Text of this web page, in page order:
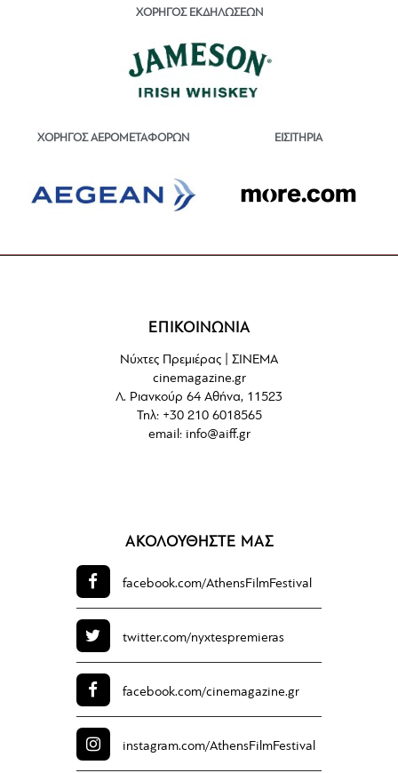
ΧΟΡΗΓΟΣ ΕΚΔΗΛΩΣΕΩΝ
ΧΟΡΗΓΟΣ ΑΕΡΟΜΕΤΑΦΟΡΩΝ ΕΙΣΙΤΗΡΙΑ
ΕΠΙΚΟΙΝΩΝΙΑ
Νύχτες Πρεμιέρας | ΣΙΝΕΜΑ
cinemagazine.gr
Λ. Ριανκούρ 64 Αθήνα, 11523
Τηλ: +30 210 6018565
email: info@aiff.gr
ΑΚΟΛΟΥΘΗΣΤΕ ΜΑΣ
facebook.com/AthensFilmFestival
twitter.com/nyxtespremieras
facebook.com/cinemagazine.gr
instagram.com/AthensFilmFestival